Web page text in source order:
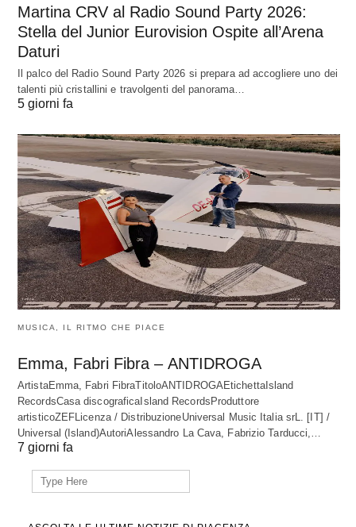
Martina CRV al Radio Sound Party 2026:
Stella del Junior Eurovision Ospite all’Arena
Daturi
Il palco del Radio Sound Party 2026 si prepara ad accogliere uno dei
talenti più cristallini e travolgenti del panorama…
5 giorni fa
MUSICA, IL RITMO CHE PIACE
Emma, Fabri Fibra – ANTIDROGA
ArtistaEmma, Fabri FibraTitoloANTIDROGAEtichettaIsland
RecordsCasa discograficaIsland RecordsProduttore
artisticoZEFLicenza / DistribuzioneUniversal Music Italia srL. [IT] /
Universal (Island)AutoriAlessandro La Cava, Fabrizio Tarducci,…
7 giorni fa
Search
for: